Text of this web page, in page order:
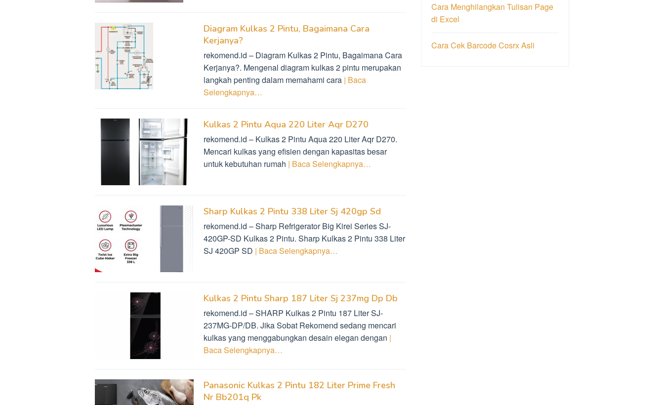
Diagram Kulkas 2 Pintu, Bagaimana Cara
Kerjanya?
rekomend.id – Diagram Kulkas 2 Pintu, Bagaimana Cara
Kerjanya?. Mengenal diagram kulkas 2 pintu merupakan
langkah penting dalam memahami cara | Baca
Selengkapnya…
Kulkas 2 Pintu Aqua 220 Liter Aqr D270
rekomend.id – Kulkas 2 Pintu Aqua 220 Liter Aqr D270.
Mencari kulkas yang efisien dengan kapasitas besar
untuk kebutuhan rumah | Baca Selengkapnya…
Sharp Kulkas 2 Pintu 338 Liter Sj 420gp Sd
rekomend.id – Sharp Refrigerator Big Kirei Series SJ-
420GP-SD Kulkas 2 Pintu. Sharp Kulkas 2 Pintu 338 Liter
SJ 420GP SD | Baca Selengkapnya…
Kulkas 2 Pintu Sharp 187 Liter Sj 237mg Dp Db
rekomend.id – SHARP Kulkas 2 Pintu 187 Liter SJ-
237MG-DP/DB. Jika Sobat Rekomend sedang mencari
kulkas yang menggabungkan desain elegan dengan |
Baca Selengkapnya…
Panasonic Kulkas 2 Pintu 182 Liter Prime Fresh
Nr Bb201q Pk
Cara Menghilangkan Tulisan Page
di Excel
Cara Cek Barcode Cosrx Asli